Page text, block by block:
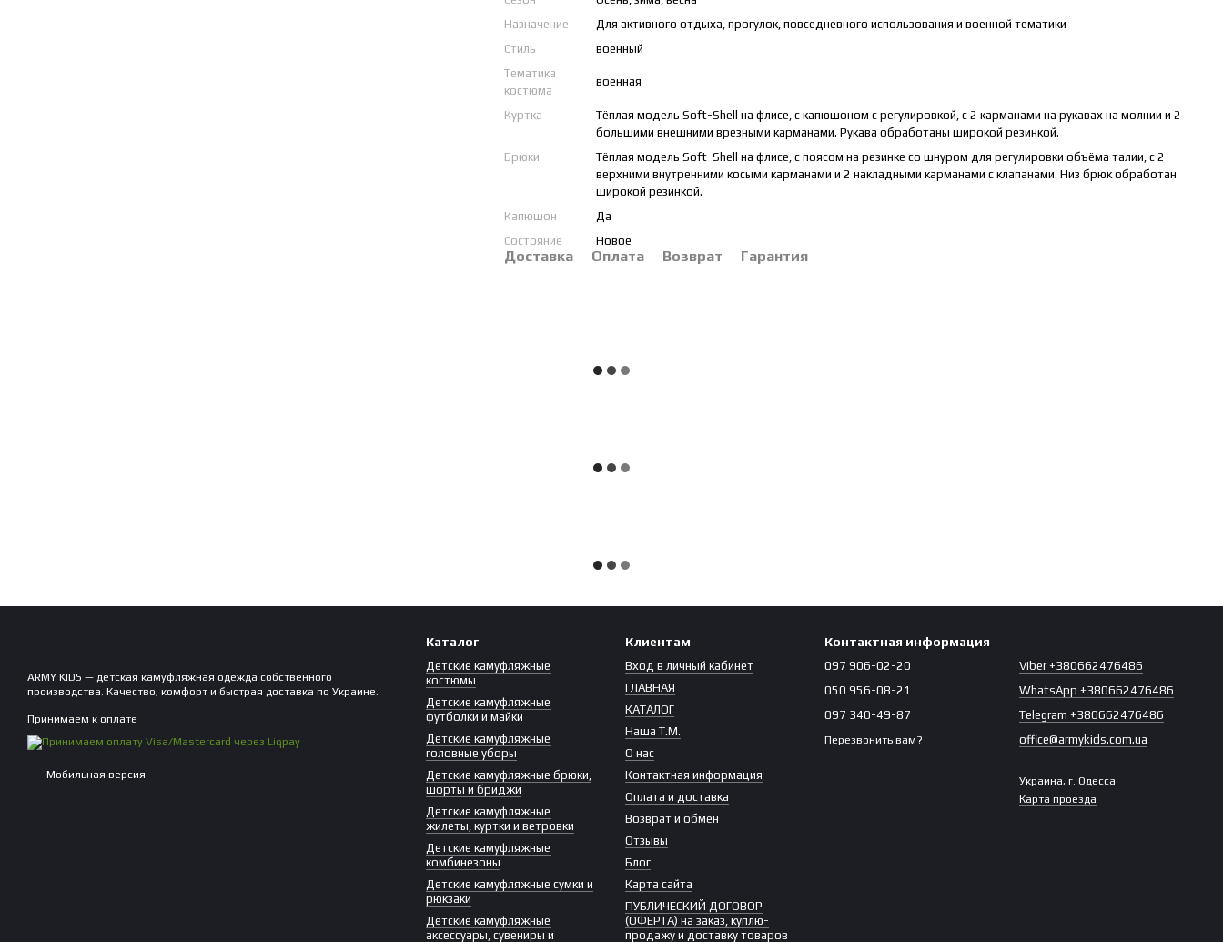
Назначение
Для активного отдыха, прогулок, повседневного использования и военной тематики
Стиль
военный
Тематика
костюма
военная
Куртка
Тёплая модель Soft-Shell на флисе, с капюшоном с регулировкой, с 2 карманами на рукавах на молнии и 2
большими внешними врезными карманами. Рукава обработаны широкой резинкой.
Брюки
Тёплая модель Soft-Shell на флисе, с поясом на резинке со шнуром для регулировки объёма талии, с 2
верхними внутренними косыми карманами и 2 накладными карманами с клапанами. Низ брюк обработан
широкой резинкой.
Капюшон
Да
Состояние
Новое
Доставка Оплата Возврат Гарантия
ARMY KIDS — детская камуфляжная одежда собственного
производства. Качество, комфорт и быстрая доставка по Украине.
Принимаем к оплате
Мобильная версия
Каталог
Детские камуфляжные
костюмы
Детские камуфляжные
футболки и майки
Детские камуфляжные
головные уборы
Детские камуфляжные брюки,
шорты и бриджи
Детские камуфляжные
жилеты, куртки и ветровки
Детские камуфляжные
комбинезоны
Детские камуфляжные сумки и
рюкзаки
Детские камуфляжные
аксессуары, сувениры и
Клиентам
Вход в личный кабинет
ГЛАВНАЯ
КАТАЛОГ
Наша Т.М.
О нас
Контактная информация
Оплата и доставка
Возврат и обмен
Отзывы
Блог
Карта сайта
ПУБЛИЧЕСКИЙ ДОГОВОР
(ОФЕРТА) на заказ, куплю-
продажу и доставку товаров
Контактная информация
097 906-02-20
050 956-08-21
097 340-49-87
Перезвонить вам?
Viber +380662476486
WhatsApp +380662476486
Telegram +380662476486
office@armykids.com.ua
Украина, г. Одесса
Карта проезда